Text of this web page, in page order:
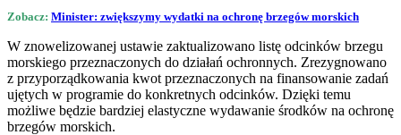
Zobacz: Minister: zwiększymy wydatki na ochronę brzegów morskich
W znowelizowanej ustawie zaktualizowano listę odcinków brzegu
morskiego przeznaczonych do działań ochronnych. Zrezygnowano
z przyporządkowania kwot przeznaczonych na finansowanie zadań
ujętych w programie do konkretnych odcinków. Dzięki temu
możliwe będzie bardziej elastyczne wydawanie środków na ochronę
brzegów morskich.